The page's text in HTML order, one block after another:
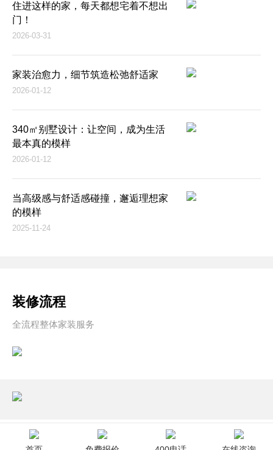
住进这样的家，每天都想宅着不想出
门！
2026-03-31
家装治愈力，细节筑造松弛舒适家
2026-01-12
340㎡别墅设计：让空间，成为生活
最本真的模样
2026-01-12
当高级感与舒适感碰撞，邂逅理想家
的模样
2025-11-24
装修流程
全流程整体家装服务